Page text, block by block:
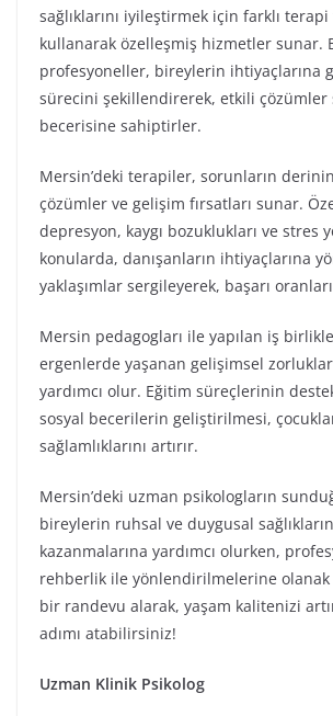
sağlıklarını iyileştirmek için farklı
kullanarak özelleşmiş hizmetler sunar.
profesyoneller, bireylerin ihtiyaçlarına
sürecini şekillendirerek, etkili çözümler
becerisine sahiptirler.
Mersin’deki terapiler, sorunların
çözümler ve gelişim fırsatları sunar.
depresyon, kaygı bozuklukları ve stres
konularda, danışanların ihtiyaçlarına
yaklaşımlar sergileyerek, başarı
Mersin pedagogları ile yapılan iş
ergenlerde yaşanan gelişimsel
yardımcı olur. Eğitim süreçlerinin
sosyal becerilerin geliştirilmesi,
sağlamlıklarını artırır.
Mersin’deki uzman psikologların
bireylerin ruhsal ve duygusal
kazanmalarına yardımcı olurken,
rehberlik ile yönlendirilmelerine olanak
bir randevu alarak, yaşam kalitenizi
adımı atabilirsiniz!
Uzman Klinik Psikolog